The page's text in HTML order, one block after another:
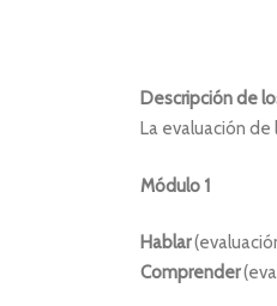
Descripción de
La evaluación
Módulo 1
Hablar
Comprender